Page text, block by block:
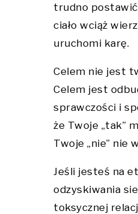
trudno
ciało wciąż
uruchomi karę.
Celem nie jest
Celem jest
sprawczości i
że Twoje „tak”
Twoje „nie” nie
Jeśli jesteś na
odzyskiwania
toksycznej